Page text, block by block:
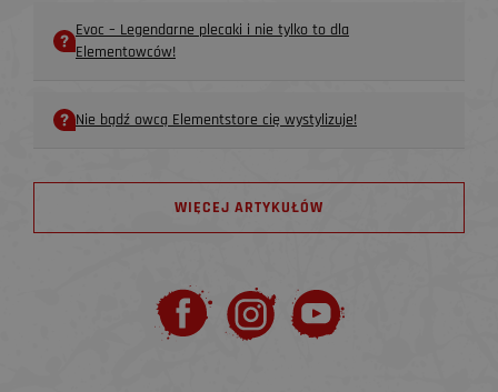
Evoc – Legendarne plecaki i nie tylko to dla
Elementowców!
Nie bądź owcą Elementstore cię wystylizuje!
WIĘCEJ ARTYKUŁÓW